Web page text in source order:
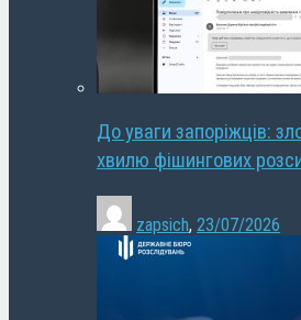
До уваги запоріжців:
хвилю фішингових
zapsich, 23/07/2026